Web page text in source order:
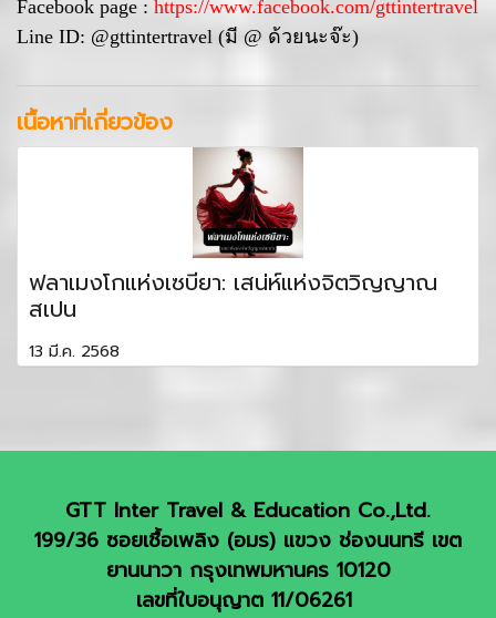
Facebook page : https://www.facebook.com/gttintertravel
Line ID: @gttintertravel (มี @ ด้วยนะจ๊ะ)
เนื้อหาที่เกี่ยวข้อง
ฟลาเมงโกแห่งเซบียา: เสน่ห์แห่งจิตวิญญาณ
สเปน
13 มี.ค. 2568
GTT Inter Travel & Education Co.,Ltd.
199/36 ซอยเชื้อเพลิง (อมร) แขวง ช่องนนทรี เขต
ยานนาวา กรุงเทพมหานคร 10120
เลขที่ใบอนุญาต 11/06261